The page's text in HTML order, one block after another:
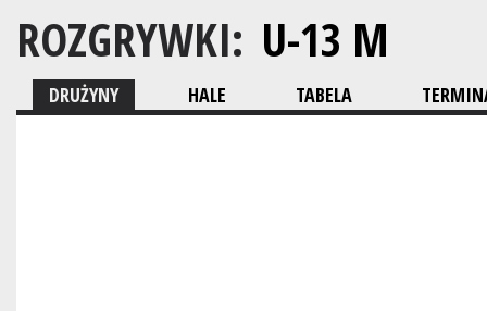
ROZGRYWKI: U-13 M
DRUŻYNY HALE TABELA